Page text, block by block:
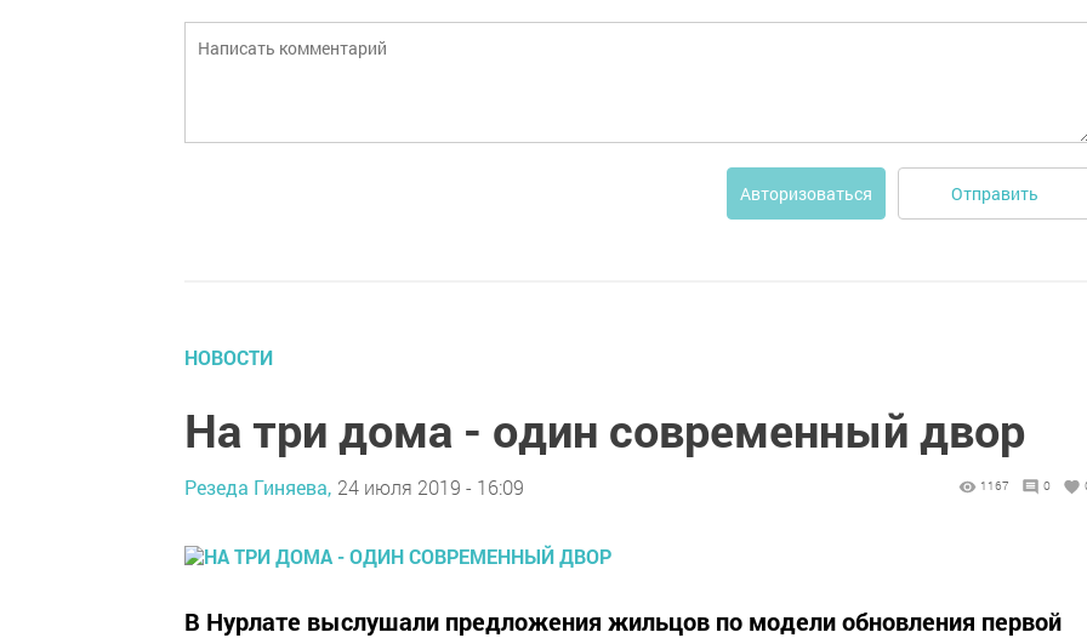
Авторизоваться Отправить
НОВОСТИ
На три дома - один современный двор
Резеда Гиняева, 24 июля 2019 - 16:09 1167 0
В Нурлате выслушали предложения жильцов по модели обновления первой